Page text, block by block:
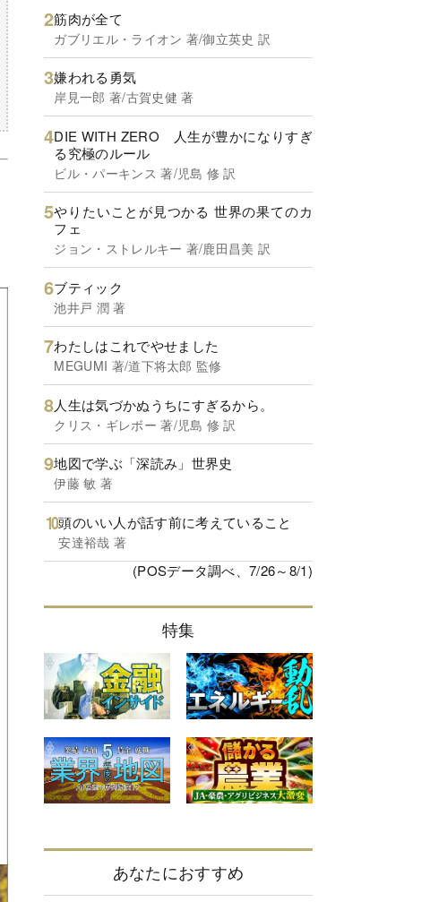
筋肉が全て
ガブリエル・ライオン 著/御立英史 訳
嫌われる勇気
岸見一郎 著/古賀史健 著
DIE WITH ZERO 人生が豊かになりすぎ
る究極のルール
ビル・パーキンス 著/児島 修 訳
やりたいことが見つかる 世界の果てのカ
フェ
ジョン・ストレルキー 著/鹿田昌美 訳
ブティック
池井戸 潤 著
わたしはこれでやせました
MEGUMI 著/道下将太郎 監修
人生は気づかぬうちにすぎるから。
クリス・ギレボー 著/児島 修 訳
地図で学ぶ「深読み」世界史
伊藤 敏 著
頭のいい人が話す前に考えていること
安達裕哉 著
(POSデータ調べ、7/26～8/1)
特集
あなたにおすすめ